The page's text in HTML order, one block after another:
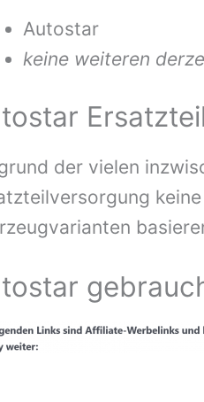
Autostar
keine weiteren
der vielen